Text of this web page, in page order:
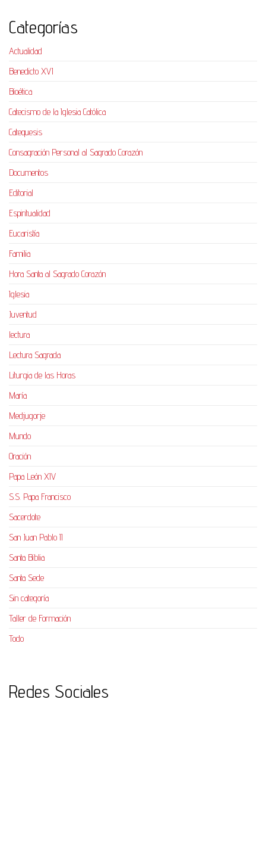
Categorías
Actualidad
Benedicto XVI
Bioética
Catecismo de la Iglesia Católica
Catequesis
Consagración Personal al Sagrado Corazón
Documentos
Editorial
Espiritualidad
Eucaristía
Familia
Hora Santa al Sagrado Corazón
Iglesia
Juventud
lectura
Lectura Sagrada
Liturgia de las Horas
María
Medjugorje
Mundo
Oración
Papa León XIV
S.S. Papa Francisco
Sacerdote
San Juan Pablo II
Santa Biblia
Santa Sede
Sin categoría
Taller de Formación
Todo
Redes Sociales